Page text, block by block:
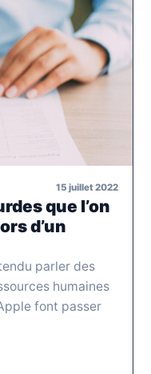
15 juillet 2022
que l’on
d’un
parler des
humaines
font passer